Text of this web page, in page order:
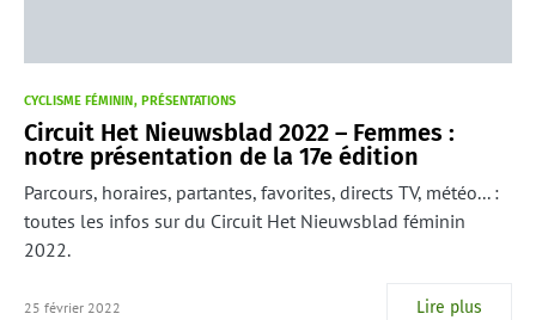
CYCLISME FÉMININ PRÉSENTATIONS
Circuit Het Nieuwsblad 2022 – Femmes :
notre présentation de la 17e édition
Parcours, horaires, partantes, favorites, directs TV, météo... :
toutes les infos sur du Circuit Het Nieuwsblad féminin
2022.
25 février 2022 Lire plus